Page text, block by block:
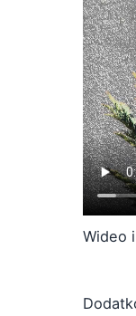
Wideo